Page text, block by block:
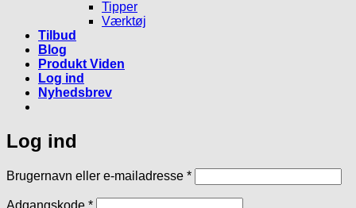
Tipper
Værktøj
Tilbud
Blog
Produkt Viden
Log ind
Nyhedsbrev
Log ind
Brugernavn eller e-mailadresse *Påkrævet
Adgangskode *Påkrævet